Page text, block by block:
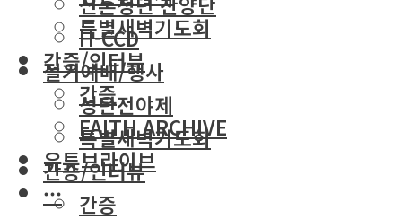
특별새벽기도회
간증/인터뷰
간증
FAITH ARCHIVE
유튜브라이브
···
H-CCD
절기예배/행사
성탄전야제
특별새벽기도회
간증/인터뷰
간증